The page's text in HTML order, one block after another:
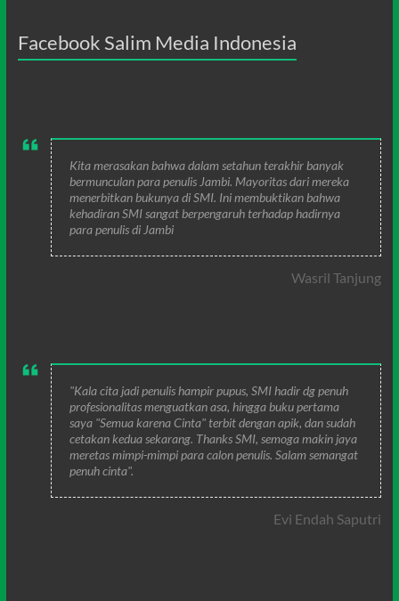
Facebook Salim Media Indonesia
Kita merasakan bahwa dalam setahun terakhir banyak
bermunculan para penulis Jambi. Mayoritas dari mereka
menerbitkan bukunya di SMI. Ini membuktikan bahwa
kehadiran SMI sangat berpengaruh terhadap hadirnya
para penulis di Jambi
Wasril Tanjung
"Kala cita jadi penulis hampir pupus, SMI hadir dg penuh
profesionalitas menguatkan asa, hingga buku pertama
saya "Semua karena Cinta" terbit dengan apik, dan sudah
cetakan kedua sekarang. Thanks SMI, semoga makin jaya
meretas mimpi-mimpi para calon penulis. Salam semangat
penuh cinta".
Evi Endah Saputri